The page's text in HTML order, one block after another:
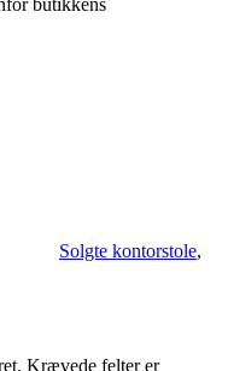
Solgte kontorstole,
Krævede felter er